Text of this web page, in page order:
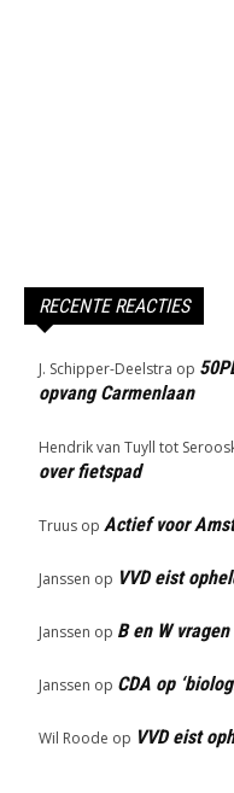
RECENTE REACTIES
J. Schipper-Deelstra op
opvang Carmenlaan
Hendrik van Tuyll tot
over fietspad
Truus op Actief voor
Janssen op VVD eist
Janssen op B en W
Janssen op CDA op
Wil Roode op VVD eist